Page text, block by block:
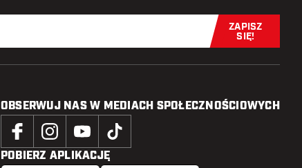
Zapisz się
ZAPISZ
SIĘ!
OBSERWUJ NAS W MEDIACH SPOŁECZNOŚCIOWYCH
POBIERZ APLIKACJĘ